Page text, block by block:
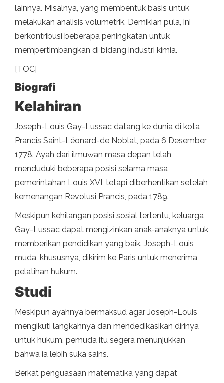
lainnya. Misalnya, yang membentuk basis untuk
melakukan analisis volumetrik. Demikian pula, ini
berkontribusi beberapa peningkatan untuk
mempertimbangkan di bidang industri kimia.
[TOC]
Biografi
Kelahiran
Joseph-Louis Gay-Lussac datang ke dunia di kota
Prancis Saint-Léonard-de Noblat, pada 6 Desember
1778. Ayah dari ilmuwan masa depan telah
menduduki beberapa posisi selama masa
pemerintahan Louis XVI, tetapi diberhentikan setelah
kemenangan Revolusi Prancis, pada 1789.
Meskipun kehilangan posisi sosial tertentu, keluarga
Gay-Lussac dapat mengizinkan anak-anaknya untuk
memberikan pendidikan yang baik. Joseph-Louis
muda, khususnya, dikirim ke Paris untuk menerima
pelatihan hukum.
Studi
Meskipun ayahnya bermaksud agar Joseph-Louis
mengikuti langkahnya dan mendedikasikan dirinya
untuk hukum, pemuda itu segera menunjukkan
bahwa ia lebih suka sains.
Berkat penguasaan matematika yang dapat